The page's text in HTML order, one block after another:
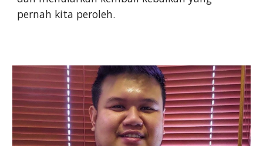
pernah kita peroleh.